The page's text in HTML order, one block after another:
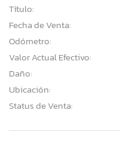
Título:
Fecha de Venta:
Odómetro:
Valor Actual Efectivo:
Daño:
Ubicación:
Status de Venta: